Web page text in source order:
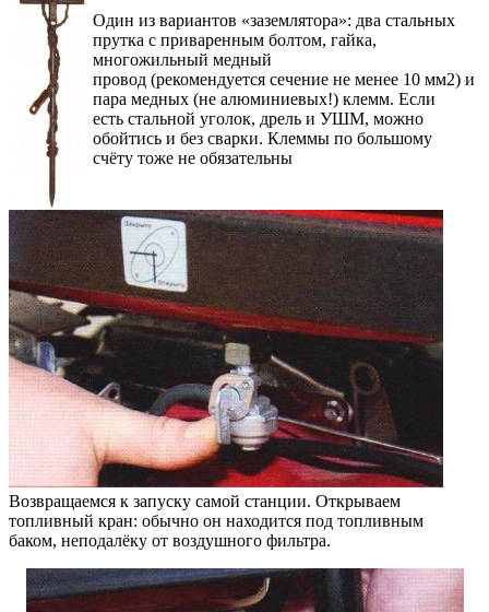
Один из вариантов «заземлятора»: два стальных
прутка с приваренным болтом, гайка,
многожильный медный
провод (рекомендуется сечение не менее 10 мм2) и
пара медных (не алюминиевых!) клемм. Если
есть стальной уголок, дрель и УШМ, можно
обойтись и без сварки. Клеммы по большому
счёту тоже не обязательны
Возвращаемся к запуску самой станции. Открываем
топливный кран: обычно он находится под топливным
баком, неподалёку от воздушного фильтра.